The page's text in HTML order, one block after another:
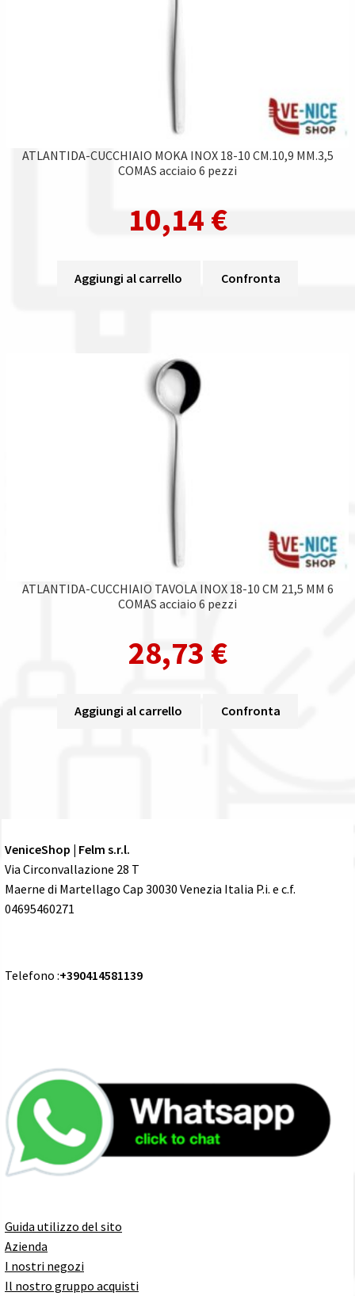
ATLANTIDA-CUCCHIAIO MOKA INOX 18-10 CM.10,9 MM.3,5
COMAS acciaio 6 pezzi
10,14 €
Aggiungi al carrello Confronta
ATLANTIDA-CUCCHIAIO TAVOLA INOX 18-10 CM 21,5 MM 6
COMAS acciaio 6 pezzi
28,73 €
Aggiungi al carrello Confronta
VeniceShop | Felm s.r.l.
Via Circonvallazione 28 T
Maerne di Martellago Cap 30030 Venezia Italia P.i. e c.f.
04695460271
Telefono :+390414581139
Guida utilizzo del sito
Azienda
I nostri negozi
Il nostro gruppo acquisti